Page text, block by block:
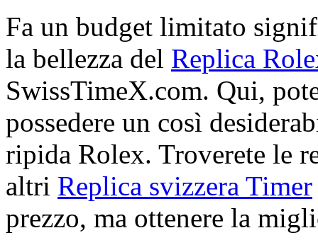
Fa un budget limitato
la bellezza del Replica
SwissTimeX.com. Qui,
possedere un così
ripida Rolex. Troverete le
altri Replica svizzera Timer
prezzo, ma ottenere la